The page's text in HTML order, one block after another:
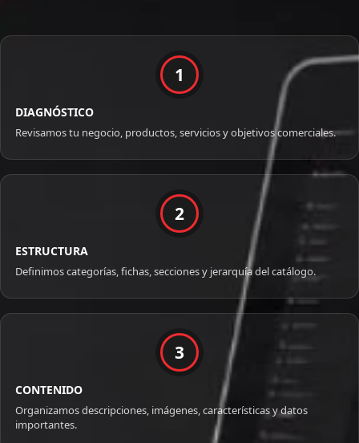
1
DIAGNÓSTICO
Revisamos tu negocio, productos, servicios y objetivos comerciales.
2
ESTRUCTURA
Definimos categorías, fichas, secciones y jerarquía del catálogo.
3
CONTENIDO
Organizamos descripciones, imágenes, características y datos
importantes.